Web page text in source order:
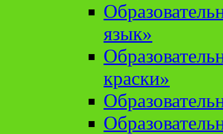
язык»
краски»